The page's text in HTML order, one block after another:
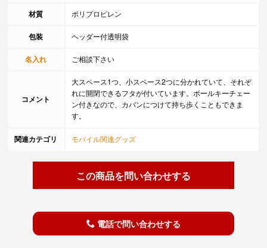
材質 ポリプロピレン
包装 ヘッダー付透明袋
名入れ ご相談下さい
コメント
大スペース1つ、小スペース2つに分かれていて、それぞ
れに開閉できるフタが付いています。ボールキーチェー
ン付きなので、カバンにつけて持ち歩くこともできま
す。
関連カテゴリ モバイル関連グッズ
この商品を問い合わせする
電話で問い合わせする